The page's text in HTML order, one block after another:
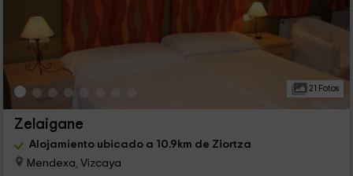
21 Fotos
Zelaigane
Alojamiento ubicado a 10.9km de Ziortza
Mendexa, Vizcaya